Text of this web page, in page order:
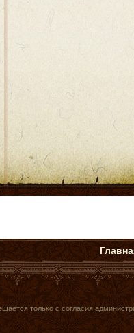
только с согласия